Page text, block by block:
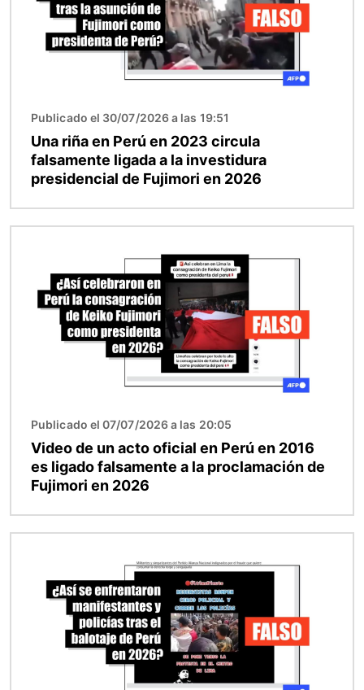
Publicado el 30/07/2026 a las 19:51
Una riña en Perú en 2023 circula
falsamente ligada a la investidura
presidencial de Fujimori en 2026
Publicado el 07/07/2026 a las 20:05
Video de un acto oficial en Perú en 2016
es ligado falsamente a la proclamación de
Fujimori en 2026